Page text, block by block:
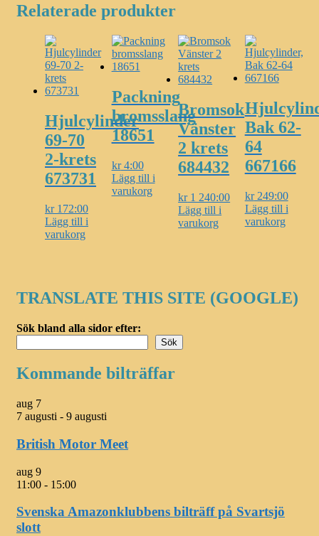
Relaterade produkter
Hjulcylinder
69-70
2-krets
673731
kr172:00
Lägg till i
varukorg
Packning
bromsslang
18651
kr4:00
Lägg till i
varukorg
Bromsok
Vänster
2 krets
684432
kr1 240:00
Lägg till i
varukorg
Bak 62-
64
667166
kr249:00
Lägg till i
varukorg
TRANSLATE THIS SITE (GOOGLE)
Sök bland alla sidor efter:
Sök
Kommande bilträffar
aug 7
7 augusti - 9 augusti
British Motor Meet
aug 9
11:00 - 15:00
Svenska Amazonklubbens bilträff på Svartsjö
slott